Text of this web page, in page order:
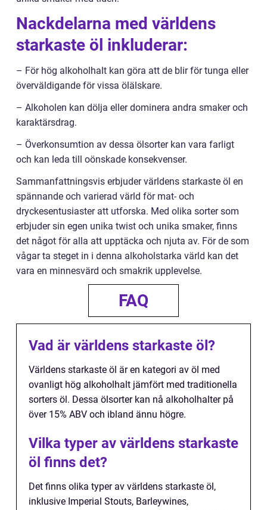
Nackdelarna med världens
starkaste öl inkluderar:
– För hög alkoholhalt kan göra att de blir för tunga eller
överväldigande för vissa ölälskare.
– Alkoholen kan dölja eller dominera andra smaker och
karaktärsdrag.
– Överkonsumtion av dessa ölsorter kan vara farligt
och kan leda till oönskade konsekvenser.
Sammanfattningsvis erbjuder världens starkaste öl en
spännande och varierad värld för mat- och
dryckesentusiaster att utforska. Med olika sorter som
erbjuder sin egen unika twist och unika smaker, finns
det något för alla att upptäcka och njuta av. För de som
vågar ta steget in i denna alkoholstarka värld kan det
vara en minnesvärd och smakrik upplevelse.
FAQ
Vad är världens starkaste öl?
Världens starkaste öl är en kategori av öl med
ovanligt hög alkoholhalt jämfört med traditionella
sorters öl. Dessa ölsorter kan nå alkoholhalter på
över 15% ABV och ibland ännu högre.
Vilka typer av världens starkaste
öl finns det?
Det finns olika typer av världens starkaste öl,
inklusive Imperial Stouts, Barleywines,